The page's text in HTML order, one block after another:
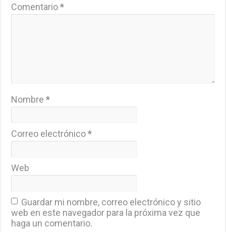
Comentario*
Nombre*
Correo electrónico*
Web
Guardar mi nombre, correo electrónico y sitio
web en este navegador para la próxima vez que
haga un comentario.